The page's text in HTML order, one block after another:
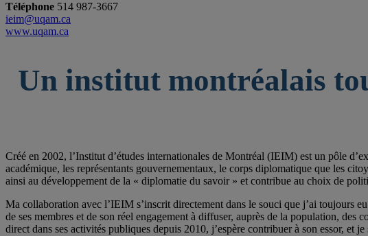
Téléphone 514 987-3667
ieim@uqam.ca
www.uqam.ca
Un institut montréalais
Créé en 2002, l’Institut d’études internationales de Montréal (IEIM) est un pôle
académique, les représentants gouvernementaux, le corps diplomatique que les
ainsi au développement de la « diplomatie du savoir » et contribue au choix de
Ma collaboration avec l’IEIM s’inscrit directement dans le souci que j’ai toujours
de ses membres et de son réel engagement à diffuser, auprès de la population, des
direct dans ses activités publiques depuis 2010, j’espère contribuer à son essor, et